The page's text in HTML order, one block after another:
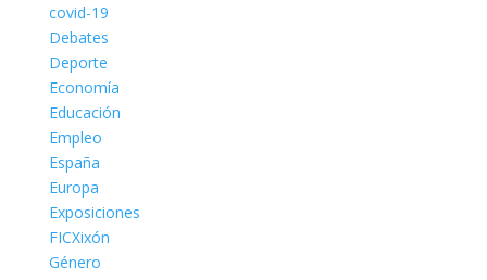
covid-19
Debates
Deporte
Economía
Educación
Empleo
España
Europa
Exposiciones
FICXixón
Género